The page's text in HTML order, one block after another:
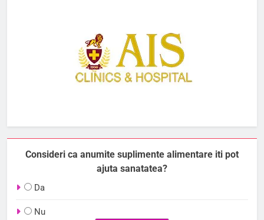
Consideri ca anumite suplimente alimentare iti pot
ajuta sanatatea?
Da
Nu